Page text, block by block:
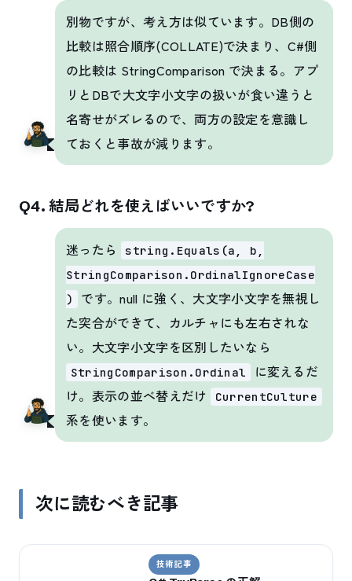
別物ですが、考え方は似ています。DB側の
比較は照合順序(COLLATE)で決まり、C#側
の比較は StringComparison で決まる。アプ
リとDBで大文字小文字の扱いが食い違うと
名寄せがズレるので、両方の設定を意識し
ておくと事故が減ります。
Q4. 結局どれを使えばいいですか?
迷ったら
string.Equals(a, b,
StringComparison.OrdinalIgnoreCase
)
です。null に強く、大文字小文字を無視し
た突合ができて、カルチャにも左右されな
い。大文字小文字を区別したいなら
StringComparison.Ordinal
に変えるだ
け。表示の並べ替えだけ
CurrentCulture
系を使います。
次に読むべき記事
技術記事